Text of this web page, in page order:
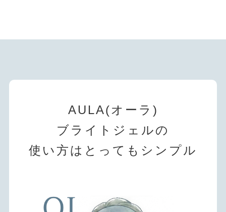
AULA(オーラ)
ブライトジェルの
使い方はとってもシンプル